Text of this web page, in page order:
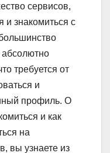
сервисов,
и знакомиться с
требуется от
и
профиль. О
и как
на
вы узнаете из